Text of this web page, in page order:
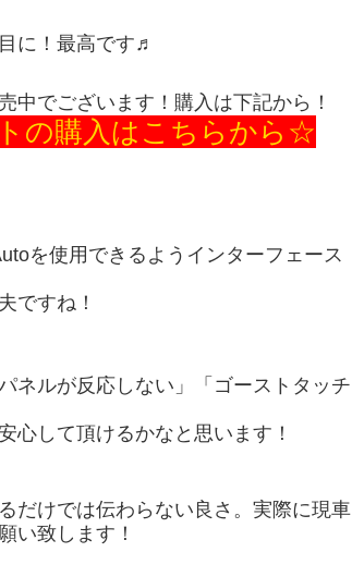
に！最高です♬
中でございます！購入は下記から！
の購入はこちらから☆
を使用できるようインターフェース
ですね！
ネルが反応しない」「ゴーストタッチ
心して頂けるかなと思います！
だけでは伝わらない良さ。実際に現車
い致します！